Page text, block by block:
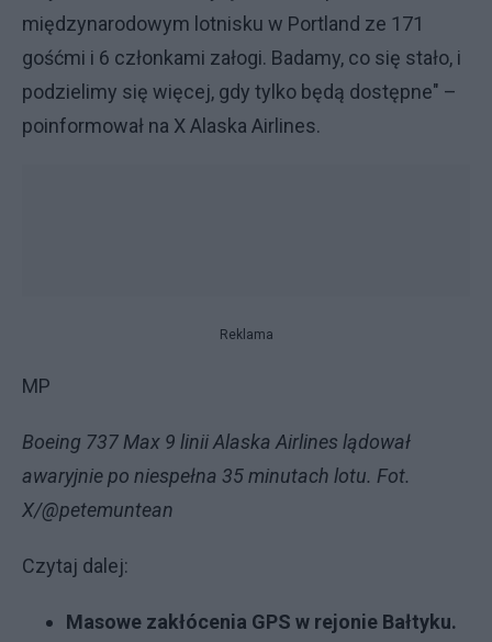
międzynarodowym lotnisku w Portland ze 171
gośćmi i 6 członkami załogi. Badamy, co się stało, i
podzielimy się więcej, gdy tylko będą dostępne" –
poinformował na X Alaska Airlines.
Reklama
MP
Boeing 737 Max 9 linii Alaska Airlines lądował
awaryjnie po niespełna 35 minutach lotu. Fot.
X/@petemuntean
Czytaj dalej:
Masowe zakłócenia GPS w rejonie Bałtyku.